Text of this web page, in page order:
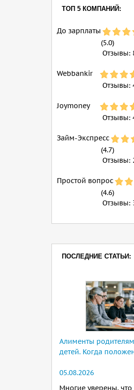
ТОП 5 КОМПАНИЙ:
До зарплаты
(5.0)
Отзывы:
Webbankir
Отзывы:
Joymoney
Отзывы:
Займ-Экспресс
(4.7)
Отзывы:
Простой вопрос
(4.6)
Отзывы:
ПОСЛЕДНИЕ СТАТЬИ:
Алименты
детей. Когда
05.08.2026
Многие уверены, что